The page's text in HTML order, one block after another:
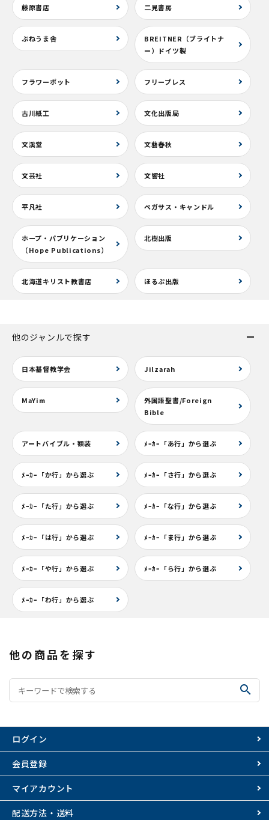
藤原書店 二見書房
ぷねうま舎
BREITNER（ブライトナ
ー）ドイツ製
フラワーポット フリープレス
古川紙工 文化出版局
文溪堂 文藝春秋
文芸社 文響社
平凡社 ペガサス・キャンドル
ホープ・パブリケーション
（Hope Publications）
北樹出版
北海道キリスト教書店 ほるぷ出版
他のジャンルで探す
日本基督教学会 Jilzarah
MaYim
外国語聖書/Foreign
Bible
アートバイブル・額装 ﾒｰｶｰ「あ行」から選ぶ
ﾒｰｶｰ「か行」から選ぶ ﾒｰｶｰ「さ行」から選ぶ
ﾒｰｶｰ「た行」から選ぶ ﾒｰｶｰ「な行」から選ぶ
ﾒｰｶｰ「は行」から選ぶ ﾒｰｶｰ「ま行」から選ぶ
ﾒｰｶｰ「や行」から選ぶ ﾒｰｶｰ「ら行」から選ぶ
ﾒｰｶｰ「わ行」から選ぶ
他の商品を探す
search
ログイン
会員登録
マイアカウント
配送方法・送料